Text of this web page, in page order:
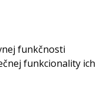
funkčnosti
funkcionality ich